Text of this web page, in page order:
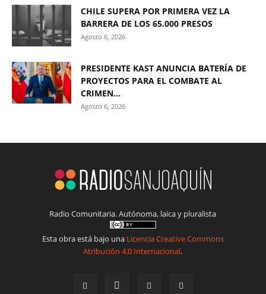
CHILE SUPERA POR PRIMERA VEZ LA
BARRERA DE LOS 65.000 PRESOS
Agosto 6, 2026
PRESIDENTE KAST ANUNCIA BATERÍA DE
PROYECTOS PARA EL COMBATE AL
CRIMEN...
Agosto 6, 2026
Radio Comunitaria. Autónoma, laica y pluralista
Esta obra está bajo una Licencia Creative Commons
Atribución 4.0 Internacional.